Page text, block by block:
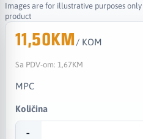
Images are for illustrative purposes
product
11,50KM / KOM
Sa PDV-om: 1,67KM
MPC
Količina
-